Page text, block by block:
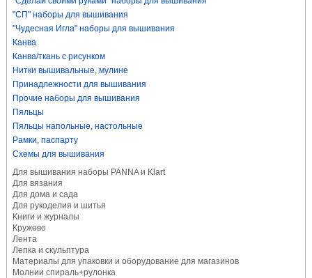
"СП" наборы для вышивания
"Чудесная Игла" наборы для вышивания
Канва
Канва/ткань с рисунком
Нитки вышивальные, мулине
Принадлежности для вышивания
Прочие наборы для вышивания
Пяльцы
Пяльцы напольные, настольные
Рамки, паспарту
Схемы для вышивания
Для вышивания наборы PANNA и Klart
Для вязания
Для дома и сада
Для рукоделия и шитья
Книги и журналы
Кружево
Лента
Лепка и скульптура
Материалы для упаковки и оборудование для магазинов
Молнии спираль+рулонка